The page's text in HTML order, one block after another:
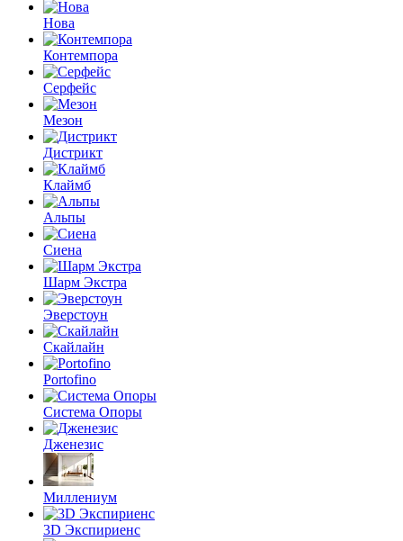
Нова
Контемпора
Серфейс
Мезон
Дистрикт
Клаймб
Альпы
Сиена
Шарм Экстра
Эверстоун
Скайлайн
Portofino
Система Опоры
Дженезис
Миллениум
3D Экспириенс